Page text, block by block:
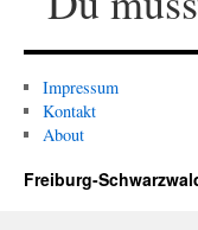
Impressum
Kontakt
About
Freiburg-